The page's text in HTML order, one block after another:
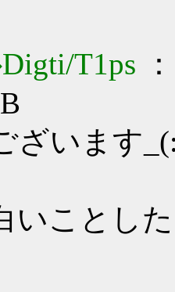
T1ps
ざいます
いことし